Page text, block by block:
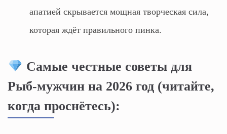
апатией скрывается мощная творческая сила,
которая ждёт правильного пинка.
Самые честные советы для
Рыб-мужчин на 2026 год (читайте,
когда проснётесь):